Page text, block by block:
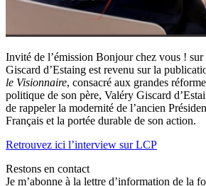
Invité de l’émission Bonjour chez vous !
Giscard d’Estaing est revenu sur la
le Visionnaire, consacré aux grandes
politique de son père, Valéry Giscard
de rappeler la modernité de l’ancien
Français et la portée durable de son action.
Retrouvez ici l’interview sur LCP
Restons en contact
Je m’abonne à la lettre d’information de la